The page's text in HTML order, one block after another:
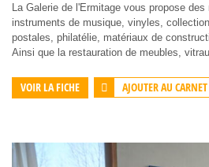
La Galerie de l'Ermitage vous propose
instruments de musique, vinyles,
postales, philatélie, matériaux de
Ainsi que la restauration de meubles,
VOIR LA FICHE AJOUTER AU